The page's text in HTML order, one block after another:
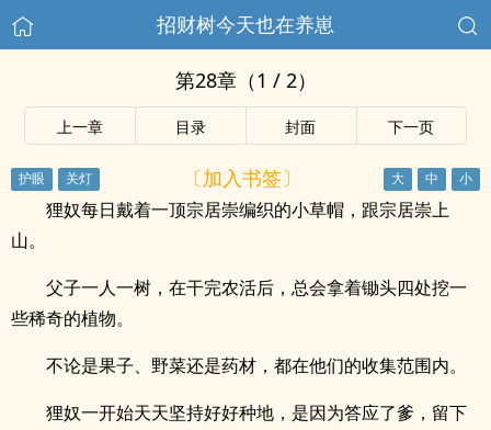
招财树今天也在养崽
第28章（1 / 2）
上一章 目录 封面 下一页
〔加入书签〕
狸奴每日戴着一顶宗居崇编织的小草帽，跟宗居崇上
山。
父子一人一树，在干完农活后，总会拿着锄头四处挖一
些稀奇的植物。
不论是果子、野菜还是药材，都在他们的收集范围内。
狸奴一开始天天坚持好好种地，是因为答应了爹，留下